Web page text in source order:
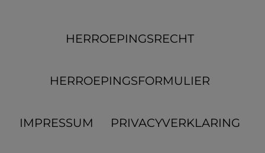
HERROEPINGS­RECHT
HERROEPINGS­FORMULIER
IMPRESSUM PRIVACYVERKLARING